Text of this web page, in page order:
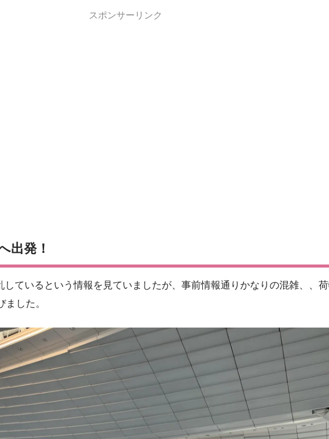
スポンサーリンク
出発！
しているという情報を見ていましたが、事前情報通りかなりの混雑、、
した。